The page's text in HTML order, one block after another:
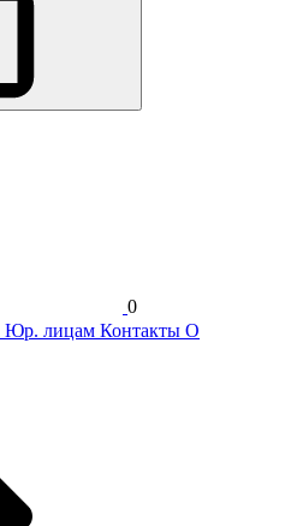
0
Юр. лицам Контакты О